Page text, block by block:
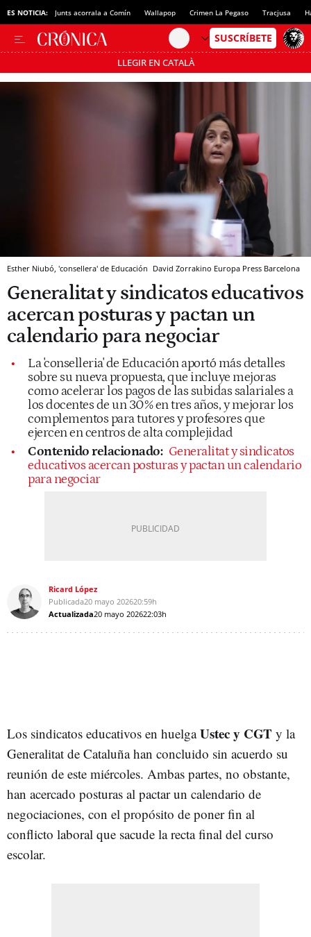
ES NOTICIA: Junts acorrala a Comín Wallapop Crimen La Pegaso Tracjusa
LLEGIR EN CATALÀ
Pásate al MODO AHORRO
Esther Niubó, 'consellera' de Educación David Zorrakino Europa Press Barcelona
Generalitat y sindicatos educativos
acercan posturas y pactan un
calendario para negociar
La 'conselleria' de Educación aportó más detalles
sobre su nueva propuesta, que incluye mejoras
como acelerar los pagos de las subidas salariales a
los docentes de un 30% en tres años, y mejorar los
complementos para tutores y profesores que
ejercen en centros de alta complejidad
Contenido relacionado: Generalitat y sindicatos
educativos acercan posturas y pactan un calendario
para negociar
Ricard López
Publicada20 mayo 202620:59h
Actualizada20 mayo 202622:03h
Los sindicatos educativos en huelgaUstec y CGT y la
Generalitat de Cataluña han concluido sin acuerdo su
reunión de este miércoles. Ambas partes, no obstante,
han acercado posturas al pactar un calendario de
negociaciones, con el propósito de poner fin al
conflicto laboral que sacude la recta final del curso
escolar.